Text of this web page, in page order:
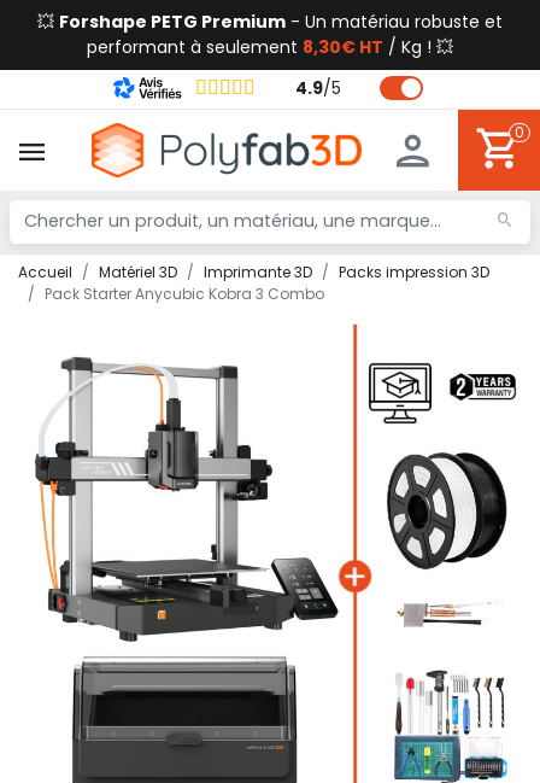
💥 Forshape PETG Premium - Un matériau robuste et
performant à seulement 8,30€ HT / Kg ! 💥
4.9/5
0
Accueil Matériel 3D Imprimante 3D
Packs impression 3D
Pack Starter Anycubic Kobra 3 Combo